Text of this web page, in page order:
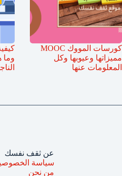
كورسات المووك MOOC
مميزاتها وعيوبها وكل
المعلومات عنها
عن ثقف نفسك
سياسة
من نحن